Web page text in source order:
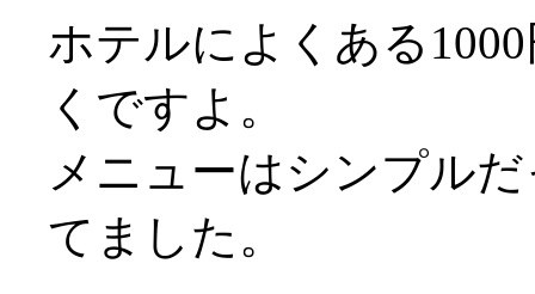
ホテルによくある
くですよ。
メニューはシンプル
てました。